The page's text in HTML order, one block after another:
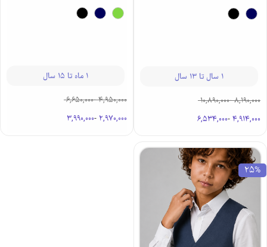
1 سال تا 13 سال
8,190,000
-
10,890,000
4,914,000
-
6,534,000
1 ماه تا 15 سال
4,950,000
-
6,650,000
2,970,000
-
3,990,000
25%